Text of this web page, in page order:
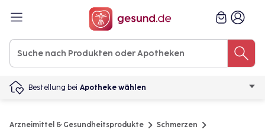
Bestellung bei Apotheke wählen
Arzneimittel & Gesundheitsprodukte Schmerzen